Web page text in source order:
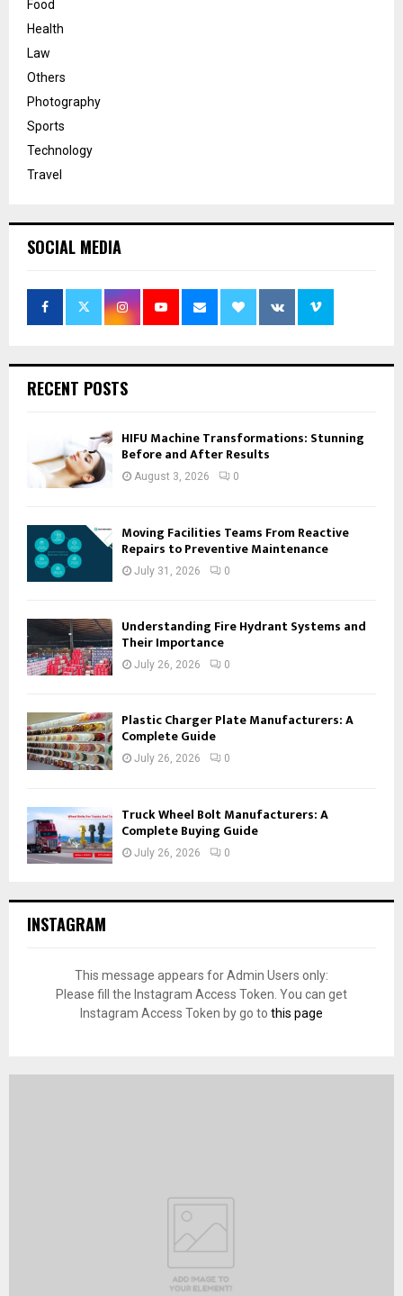
Food
Health
Law
Others
Photography
Sports
Technology
Travel
SOCIAL MEDIA
RECENT POSTS
HIFU Machine Transformations: Stunning
Before and After Results
August 3, 2026 0
Moving Facilities Teams From Reactive
Repairs to Preventive Maintenance
July 31, 2026 0
Understanding Fire Hydrant Systems and
Their Importance
July 26, 2026 0
Plastic Charger Plate Manufacturers: A
Complete Guide
July 26, 2026 0
Truck Wheel Bolt Manufacturers: A
Complete Buying Guide
July 26, 2026 0
INSTAGRAM
This message appears for Admin Users only:
Please fill the Instagram Access Token. You can get
Instagram Access Token by go to this page